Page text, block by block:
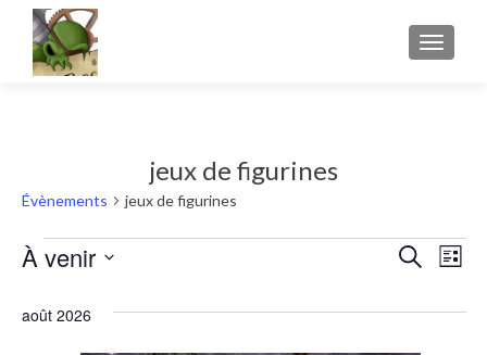
jeux de figurines
Évènements jeux de figurines
Évènements LISTE
À venir
une
août 2026